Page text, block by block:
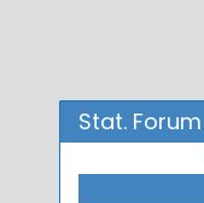
Stat. Forum